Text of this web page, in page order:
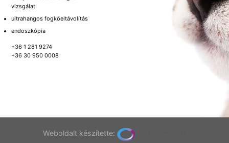
vizsgálat
ultrahangos fogkőeltávolítás
endoszkópia
+36 1 281 9274
+36 30 950 0008
Weboldalt készítette: